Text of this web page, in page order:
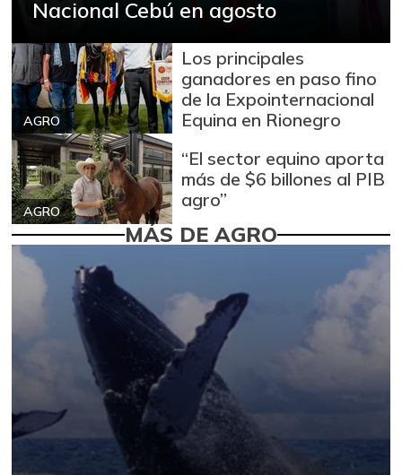
Nacional Cebú en agosto
AGRO
Los principales
ganadores en paso fino
de la Expointernacional
Equina en Rionegro
AGRO
“El sector equino aporta
más de $6 billones al PIB
agro”
MÁS DE AGRO